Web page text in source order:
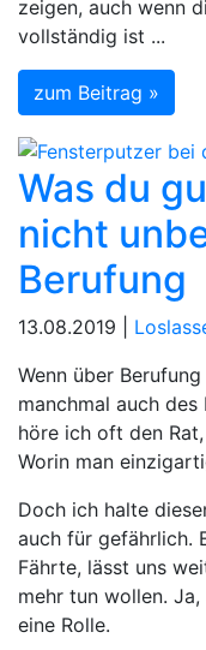
zeigen, auch wenn
vollständig ist ...
zum Beitrag »
Was du
nicht
Berufung
13.08.2019 |
Wenn über
manchmal auch
höre ich oft den
Worin man
Doch ich halte
auch für gefährlich.
Fährte, lässt uns
mehr tun wollen.
eine Rolle.